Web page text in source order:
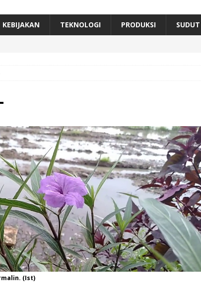
Lele, Ini Inovasi Mikroalga Prof Astri Rinanti dari Universitas Trisakti
KEBIJAKAN TEKNOLOGI PRODUKSI
(Ist)